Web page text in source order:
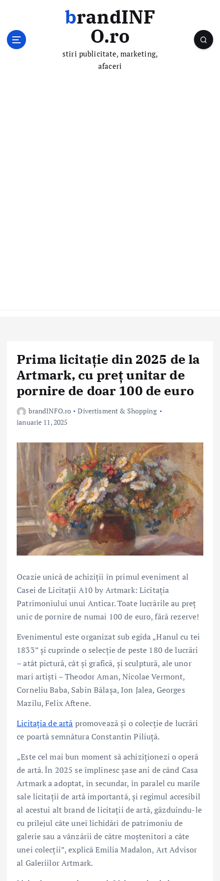
brandINF
O.ro
stiri publicitate, marketing,
afaceri
Prima licitație din 2025 de la
Artmark, cu preț unitar de
pornire de doar 100 de euro
brandINFO.ro
Divertisment & Shopping
ianuarie 11, 2025
Ocazie unică de achiziții în primul eveniment al
Casei de Licitații A10 by Artmark: Licitația
Patrimoniului unui Anticar. Toate lucrările au preț
unic de pornire de numai 100 de euro, fără rezerve!
Evenimentul este organizat sub egida „Hanul cu tei
1833” și cuprinde o selecție de peste 180 de lucrări
– atât pictură, cât și grafică, și sculptură, ale unor
mari artiști – Theodor Aman, Nicolae Vermont,
Corneliu Baba, Sabin Bălașa, Ion Jalea, Georges
Mazilu, Felix Aftene.
Licitația de artă promovează și o colecție de lucrări
ce poartă semnătura Constantin Piliuță.
„Este cel mai bun moment să achiziționezi o operă
de artă. În 2025 se împlinesc șase ani de când Casa
Artmark a adoptat, în secundar, în paralel cu marile
sale licitații de artă importantă, și regimul accesibil
al acestui alt brand de licitații de artă, găzduindu-le
cu prilejul câte unei lichidări de patrimoniu de
galerie sau a vânzării de către moștenitori a câte
unei colecții”, explică Emilia Madalon, Art Advisor
al Galeriilor Artmark.